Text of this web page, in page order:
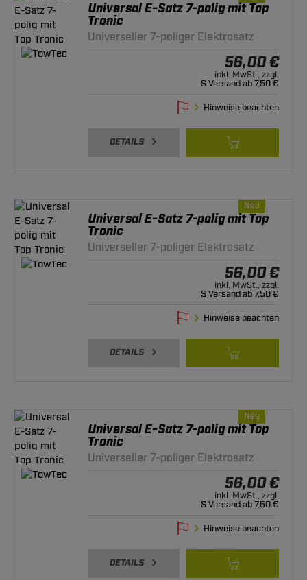
Universal E-Satz 7-polig mit Top
Tronic
Universeller 7-poliger Elektrosatz
56,00 €
inkl. MwSt., zzgl.
S Versand ab 7,50 €
Hinweise beachten
DETAILS
Neu
Universal E-Satz 7-polig mit Top
Tronic
Universeller 7-poliger Elektrosatz
56,00 €
inkl. MwSt., zzgl.
S Versand ab 7,50 €
Hinweise beachten
DETAILS
Neu
Universal E-Satz 7-polig mit Top
Tronic
Universeller 7-poliger Elektrosatz
56,00 €
inkl. MwSt., zzgl.
S Versand ab 7,50 €
Hinweise beachten
DETAILS